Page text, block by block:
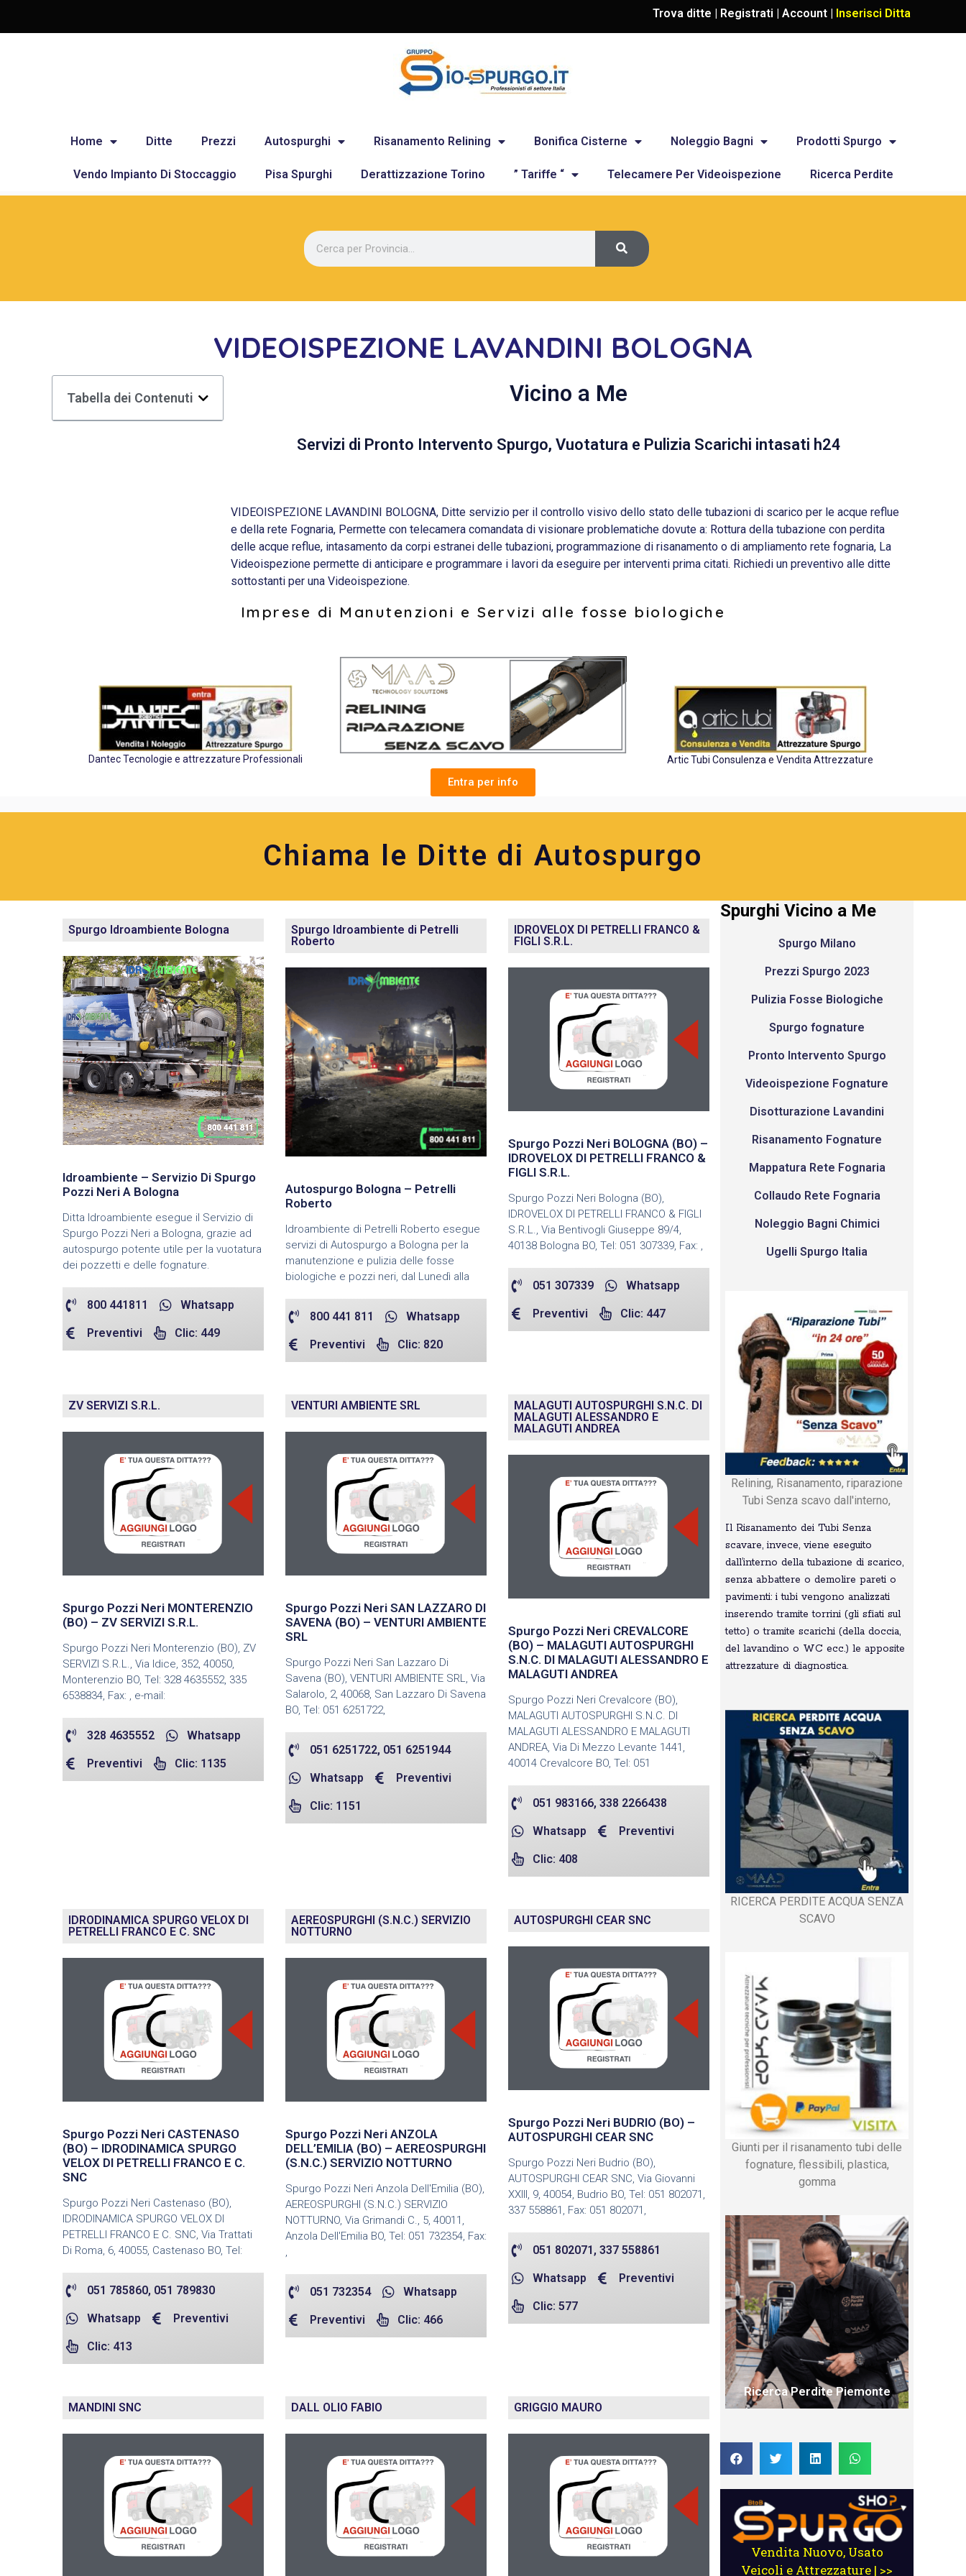
Trova ditte | Registrati | Account | Inserisci Ditta
Home Ditte Prezzi Autospurghi Risanamento Relining Bonifica Cisterne Noleggio Bagni Prodotti Spurgo
Vendo Impianto Di Stoccaggio Pisa Spurghi Derattizzazione Torino ” Tariffe “ Telecamere Per Videoispezione Ricerca Perdite
VIDEOISPEZIONE LAVANDINI BOLOGNA
Tabella dei Contenuti Vicino a Me
Servizi di Pronto Intervento Spurgo, Vuotatura e Pulizia Scarichi intasati h24
VIDEOISPEZIONE LAVANDINI BOLOGNA, Ditte servizio per il controllo visivo dello stato delle tubazioni di scarico per le acque reflue
e della rete Fognaria, Permette con telecamera comandata di visionare problematiche dovute a: Rottura della tubazione con perdita
delle acque reflue, intasamento da corpi estranei delle tubazioni, programmazione di risanamento o di ampliamento rete fognaria, La
Videoispezione permette di anticipare e programmare i lavori da eseguire per interventi prima citati. Richiedi un preventivo alle ditte
sottostanti per una Videoispezione.
Imprese di Manutenzioni e Servizi alle fosse biologiche
Dantec Tecnologie e attrezzature Professionali
Entra per info
Artic Tubi Consulenza e Vendita Attrezzature
Chiama le Ditte di Autospurgo
Spurgo Idroambiente Bologna
Idroambiente – Servizio Di Spurgo
Pozzi Neri A Bologna
Ditta Idroambiente esegue il Servizio di
Spurgo Pozzi Neri a Bologna, grazie ad
autospurgo potente utile per la vuotatura
dei pozzetti e delle fognature.
800 441811 Whatsapp
Preventivi Clic: 449
Spurgo Idroambiente di Petrelli
Roberto
Autospurgo Bologna – Petrelli
Roberto
Idroambiente di Petrelli Roberto esegue
servizi di Autospurgo a Bologna per la
manutenzione e pulizia delle fosse
biologiche e pozzi neri, dal Lunedì alla
800 441 811 Whatsapp
Preventivi Clic: 820
IDROVELOX DI PETRELLI FRANCO &
FIGLI S.R.L.
Spurgo Pozzi Neri BOLOGNA (BO) –
IDROVELOX DI PETRELLI FRANCO &
FIGLI S.R.L.
Spurgo Pozzi Neri Bologna (BO),
IDROVELOX DI PETRELLI FRANCO & FIGLI
S.R.L., Via Bentivogli Giuseppe 89/4,
40138 Bologna BO, Tel: 051 307339, Fax: ,
051 307339 Whatsapp
Preventivi Clic: 447
ZV SERVIZI S.R.L.
Spurgo Pozzi Neri MONTERENZIO
(BO) – ZV SERVIZI S.R.L.
Spurgo Pozzi Neri Monterenzio (BO), ZV
SERVIZI S.R.L., Via Idice, 352, 40050,
Monterenzio BO, Tel: 328 4635552, 335
6538834, Fax: , e-mail:
328 4635552 Whatsapp
Preventivi Clic: 1135
VENTURI AMBIENTE SRL
Spurgo Pozzi Neri SAN LAZZARO DI
SAVENA (BO) – VENTURI AMBIENTE
SRL
Spurgo Pozzi Neri San Lazzaro Di
Savena (BO), VENTURI AMBIENTE SRL, Via
Salarolo, 2, 40068, San Lazzaro Di Savena
BO, Tel: 051 6251722,
051 6251722, 051 6251944
Whatsapp Preventivi
Clic: 1151
MALAGUTI AUTOSPURGHI S.N.C. DI
MALAGUTI ALESSANDRO E
MALAGUTI ANDREA
Spurgo Pozzi Neri CREVALCORE
(BO) – MALAGUTI AUTOSPURGHI
S.N.C. DI MALAGUTI ALESSANDRO E
MALAGUTI ANDREA
Spurgo Pozzi Neri Crevalcore (BO),
MALAGUTI AUTOSPURGHI S.N.C. DI
MALAGUTI ALESSANDRO E MALAGUTI
ANDREA, Via Di Mezzo Levante 1441,
40014 Crevalcore BO, Tel: 051
051 983166, 338 2266438
Whatsapp Preventivi
Clic: 408
IDRODINAMICA SPURGO VELOX DI
PETRELLI FRANCO E C. SNC
Spurgo Pozzi Neri CASTENASO
(BO) – IDRODINAMICA SPURGO
VELOX DI PETRELLI FRANCO E C.
SNC
Spurgo Pozzi Neri Castenaso (BO),
IDRODINAMICA SPURGO VELOX DI
PETRELLI FRANCO E C. SNC, Via Trattati
Di Roma, 6, 40055, Castenaso BO, Tel:
051 785860, 051 789830
Whatsapp Preventivi
Clic: 413
AEREOSPURGHI (S.N.C.) SERVIZIO
NOTTURNO
Spurgo Pozzi Neri ANZOLA
DELL’EMILIA (BO) – AEREOSPURGHI
(S.N.C.) SERVIZIO NOTTURNO
Spurgo Pozzi Neri Anzola Dell'Emilia (BO),
AEREOSPURGHI (S.N.C.) SERVIZIO
NOTTURNO, Via Grimandi C., 5, 40011,
Anzola Dell'Emilia BO, Tel: 051 732354, Fax:
,
051 732354 Whatsapp
Preventivi Clic: 466
AUTOSPURGHI CEAR SNC
Spurgo Pozzi Neri BUDRIO (BO) –
AUTOSPURGHI CEAR SNC
Spurgo Pozzi Neri Budrio (BO),
AUTOSPURGHI CEAR SNC, Via Giovanni
XXIII, 9, 40054, Budrio BO, Tel: 051 802071,
337 558861, Fax: 051 802071,
051 802071, 337 558861
Whatsapp Preventivi
Clic: 577
MANDINI SNC DALL OLIO FABIO GRIGGIO MAURO
Spurghi Vicino a Me
Spurgo Milano
Prezzi Spurgo 2023
Pulizia Fosse Biologiche
Spurgo fognature
Pronto Intervento Spurgo
Videoispezione Fognature
Disotturazione Lavandini
Risanamento Fognature
Mappatura Rete Fognaria
Collaudo Rete Fognaria
Noleggio Bagni Chimici
Ugelli Spurgo Italia
Relining, Risanamento, riparazione
Tubi Senza scavo dall'interno,
Il Risanamento dei Tubi Senza
scavare, invece, viene eseguito
dall’interno della tubazione di scarico,
senza abbattere o demolire pareti o
pavimenti: i tubi vengono analizzati
inserendo tramite torrini (gli sfiati sul
tetto) o tramite scarichi (della doccia,
del lavandino o WC ecc.) le apposite
attrezzature di diagnostica.
RICERCA PERDITE ACQUA SENZA
SCAVO
Giunti per il risanamento tubi delle
fognature, flessibili, plastica,
gomma
Ricerca Perdite Piemonte
Vendita Nuovo, Usato
Veicoli e Attrezzature | >>